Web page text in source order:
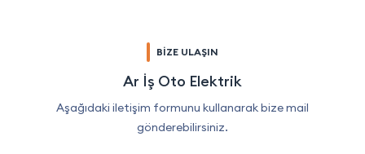
BİZE ULAŞIN
Ar İş Oto Elektrik
Aşağıdaki iletişim formunu kullanarak bize mail
gönderebilirsiniz.